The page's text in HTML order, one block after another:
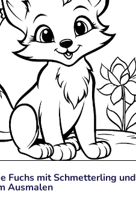
Fuchs mit Schmetterling und
Ausmalen